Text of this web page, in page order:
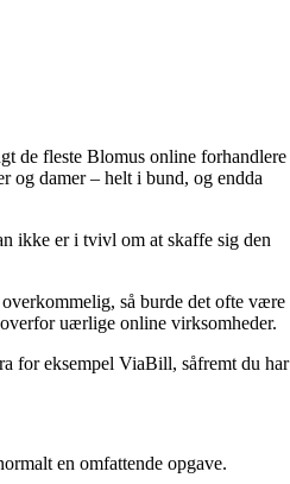
de fleste Blomus online forhandlere
og damer – helt i bund, og endda
ikke er i tvivl om at skaffe sig den
så burde det ofte være
uærlige online virksomheder.
for eksempel ViaBill, såfremt du har
en omfattende opgave.